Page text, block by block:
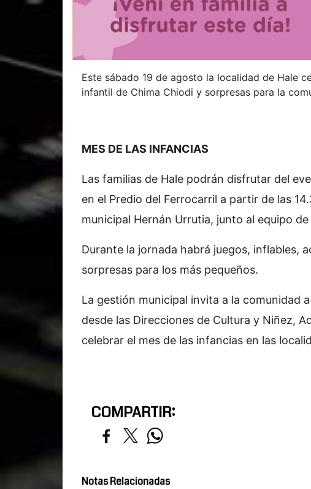
Este sábado 19 de agosto la localidad de Hale
infantil de Chima Chiodi y sorpresas para la
MES DE LAS INFANCIAS
Las familias de Hale podrán disfrutar del
en el Predio del Ferrocarril a partir de las
municipal Hernán Urrutia, junto al equipo de
Durante la jornada habrá juegos, inflables,
sorpresas para los más pequeños.
La gestión municipal invita a la comunidad
desde las Direcciones de Cultura y Niñez,
celebrar el mes de las infancias en las
COMPARTIR:
Notas Relacionadas